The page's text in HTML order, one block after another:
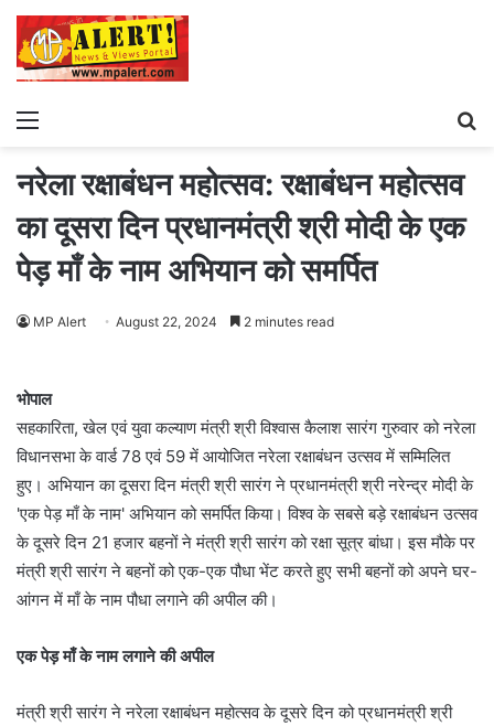
Menu
नरेला रक्षाबंधन महोत्सव: रक्षाबंधन महोत्सव
का दूसरा दिन प्रधानमंत्री श्री मोदी के एक
पेड़ माँ के नाम अभियान को समर्पित
MP Alert August 22, 2024 2 minutes read
भोपाल
सहकारिता, खेल एवं युवा कल्याण मंत्री श्री विश्वास कैलाश सारंग गुरुवार को नरेला
विधानसभा के वार्ड 78 एवं 59 में आयोजित नरेला रक्षाबंधन उत्सव में सम्मिलित
हुए। अभियान का दूसरा दिन मंत्री श्री सारंग ने प्रधानमंत्री श्री नरेन्द्र मोदी के
'एक पेड़ माँ के नाम' अभियान को समर्पित किया। विश्व के सबसे बड़े रक्षाबंधन उत्सव
के दूसरे दिन 21 हजार बहनों ने मंत्री श्री सारंग को रक्षा सूत्र बांधा। इस मौके पर
मंत्री श्री सारंग ने बहनों को एक-एक पौधा भेंट करते हुए सभी बहनों को अपने घर-
आंगन में माँ के नाम पौधा लगाने की अपील की।
एक पेड़ माँ के नाम लगाने की अपील
मंत्री श्री सारंग ने नरेला रक्षाबंधन महोत्सव के दूसरे दिन को प्रधानमंत्री श्री